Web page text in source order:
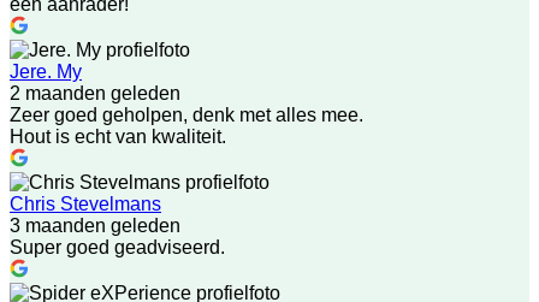
Jere. My
2 maanden geleden
Zeer goed geholpen, denk met alles mee.
Hout is echt van kwaliteit.
Chris Stevelmans
3 maanden geleden
Super goed geadviseerd.